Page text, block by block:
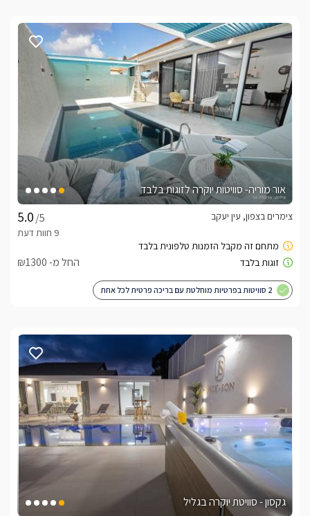
אור מוריה- סוויטות יוקרה לזוגות בלבד
/5
צימרים בצפון, עין יעקב
החל מ- ₪1300
2 סוויטות בפרטיות מוחלטת עם בריכה פרטית לכל אחת
גקסון - סוויטת יוקרה בגליל